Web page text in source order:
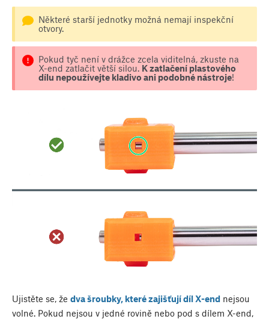
Některé starší jednotky možná nemají inspekční
otvory.
Pokud tyč není v drážce zcela viditelná, zkuste na
X-end zatlačit větší silou. K zatlačení plastového
dílu nepoužívejte kladivo ani podobné nástroje!
Ujistěte se, že dva šroubky, které zajišťují díl X-end nejsou
volné. Pokud nejsou v jedné rovině nebo pod s dílem X-end,